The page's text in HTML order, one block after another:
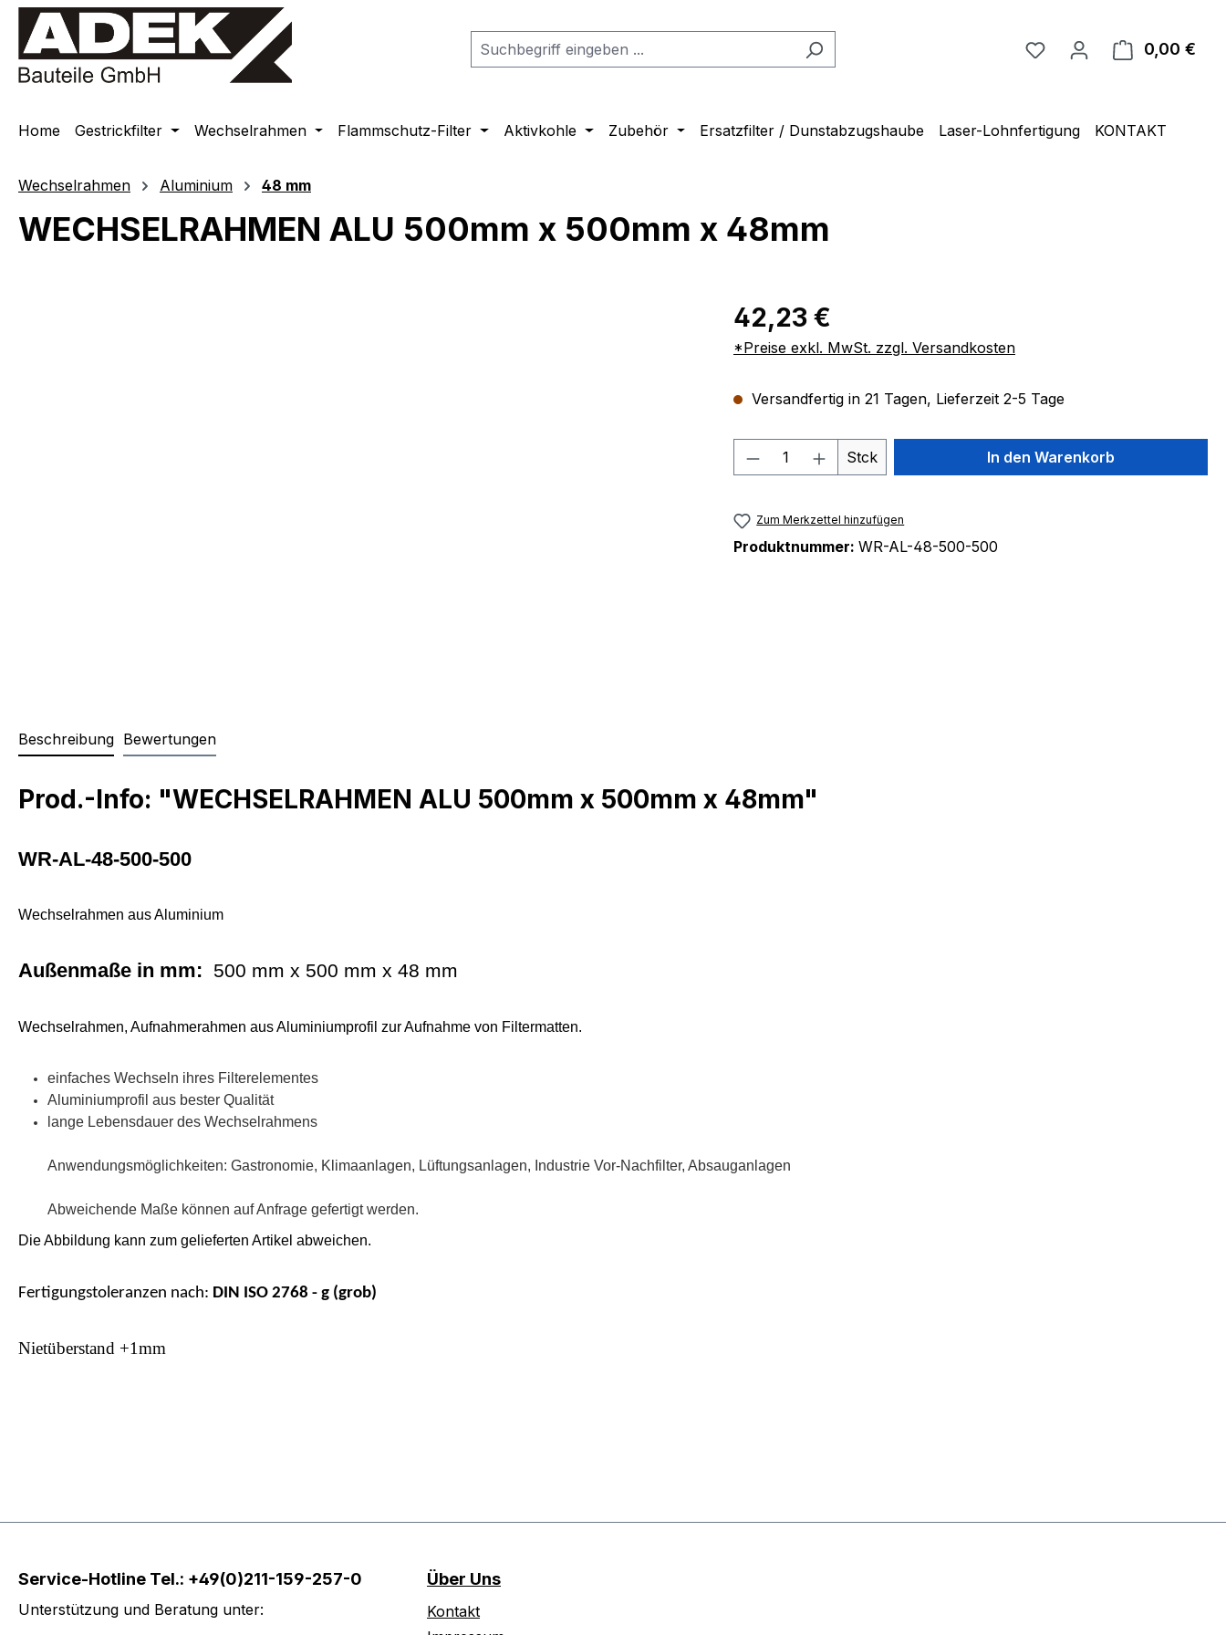
Zur Hauptnavigation springen
0,00 €
Home Gestrickfilter Wechselrahmen Flammschutz-Filter Aktivkohle Zubehör Ersatzfilter / Dunstabzugshaube Laser-Lohnfertigung KONTAKT
Wechselrahmen Aluminium 48 mm
WECHSELRAHMEN ALU 500mm x 500mm x 48mm
42,23 €
*Preise exkl. MwSt. zzgl. Versandkosten
Versandfertig in 21 Tagen, Lieferzeit 2-5 Tage
Produkt Anzahl: Gib den gewünschten Wert
Stck In den Warenkorb
Zum Merkzettel hinzufügen
Produktnummer: WR-AL-48-500-500
Beschreibung Bewertungen
Prod.-Info: "WECHSELRAHMEN ALU 500mm x 500mm x 48mm"
WR-AL-48-500-500
Wechselrahmen aus Aluminium
Außenmaße in mm: 500 mm x 500 mm x 48 mm
Wechselrahmen, Aufnahmerahmen aus Aluminiumprofil zur Aufnahme von Filtermatten.
einfaches Wechseln ihres Filterelementes
Aluminiumprofil aus bester Qualität
lange Lebensdauer des Wechselrahmens
Anwendungsmöglichkeiten: Gastronomie, Klimaanlagen, Lüftungsanlagen, Industrie Vor-Nachfilter, Absauganlagen
Abweichende Maße können auf Anfrage gefertigt werden.
Die Abbildung kann zum gelieferten Artikel abweichen.
Fertigungstoleranzen nach: DIN ISO 2768 - g (grob)
Nietüberstand +1mm
Service-Hotline Tel.: +49(0)211-159-257-0
Unterstützung und Beratung unter:
Über Uns
Kontakt